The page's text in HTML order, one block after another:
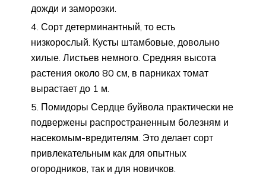
дожди и заморозки.
Сорт детерминантный, то есть
низкорослый. Кусты штамбовые, довольно
хилые. Листьев немного. Средняя высота
растения около 80 см, в парниках томат
вырастает до 1 м.
Помидоры Сердце буйвола практически не
подвержены распространенным болезням и
насекомым-вредителям. Это делает сорт
привлекательным как для опытных
огородников, так и для новичков.